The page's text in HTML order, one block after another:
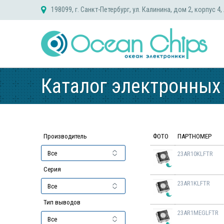
198099, г. Санкт-Петербург, ул. Калинина, дом 2, корпус
Каталог
Производитель
Серия
Тип выводов
ФОТО ПАРТНОМЕР
23AR10KLFTR
23AR1KLFTR
23AR1MEGLFTR